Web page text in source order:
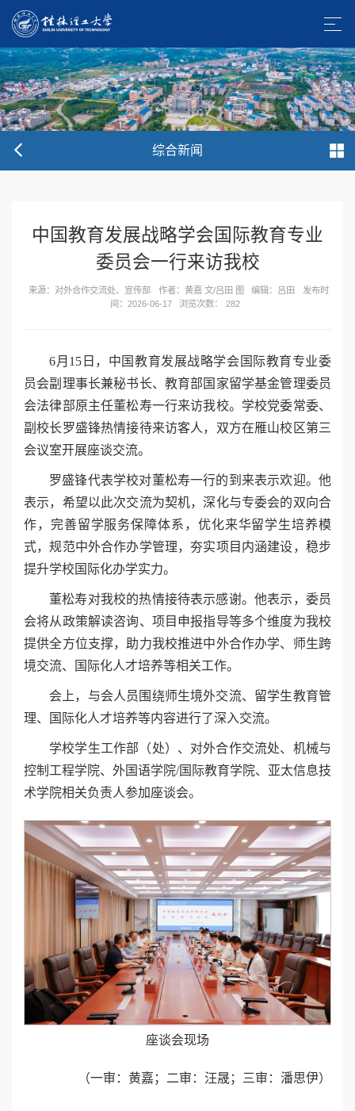
综合新闻
中国教育发展战略学会国际教育专业
委员会一行来访我校
来源：对外合作交流处、宣传部 作者：黄嘉 文/吕田 图 编辑：吕田
发布时
间：2026-06-17
浏览次数： 282
6月15日，中国教育发展战略学会国际教育专业委
员会副理事长兼秘书长、教育部国家留学基金管理委员
会法律部原主任董松寿一行来访我校。学校党委常委、
副校长罗盛锋热情接待来访客人，双方在雁山校区第三
会议室开展座谈交流。
罗盛锋代表学校对董松寿一行的到来表示欢迎。他
表示，希望以此次交流为契机，深化与专委会的双向合
作，完善留学服务保障体系，优化来华留学生培养模
式，规范中外合作办学管理，夯实项目内涵建设，稳步
提升学校国际化办学实力。
董松寿对我校的热情接待表示感谢。他表示，委员
会将从政策解读咨询、项目申报指导等多个维度为我校
提供全方位支撑，助力我校推进中外合作办学、师生跨
境交流、国际化人才培养等相关工作。
会上，与会人员围绕师生境外交流、留学生教育管
理、国际化人才培养等内容进行了深入交流。
学校学生工作部（处）、对外合作交流处、机械与
控制工程学院、外国语学院/国际教育学院、亚太信息技
术学院相关负责人参加座谈会。
座谈会现场
（一审：黄嘉；二审：汪晟；三审：潘思伊）